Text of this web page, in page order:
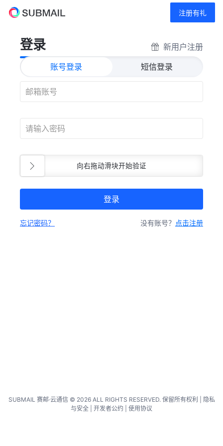
注册有礼
登录 新用户注册
账号登录 短信登录
向右拖动滑块开始验证
登录
忘记密码？ 没有账号？ 点击注册
SUBMAIL 赛邮·云通信 © 2026 ALL RIGHTS RESERVED. 保留所有权利 | 隐私
与安全
开发者公约 使用协议